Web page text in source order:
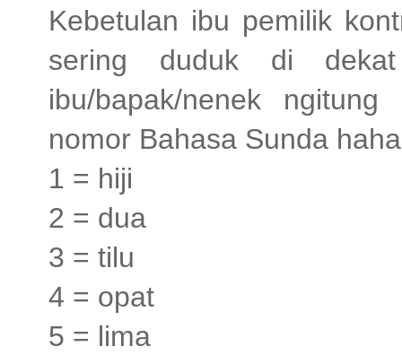
Kebetulan ibu pemilik
sering duduk di
ibu/bapak/nenek
nomor Bahasa Sunda
1 = hiji
2 = dua
3 = tilu
4 = opat
5 = lima